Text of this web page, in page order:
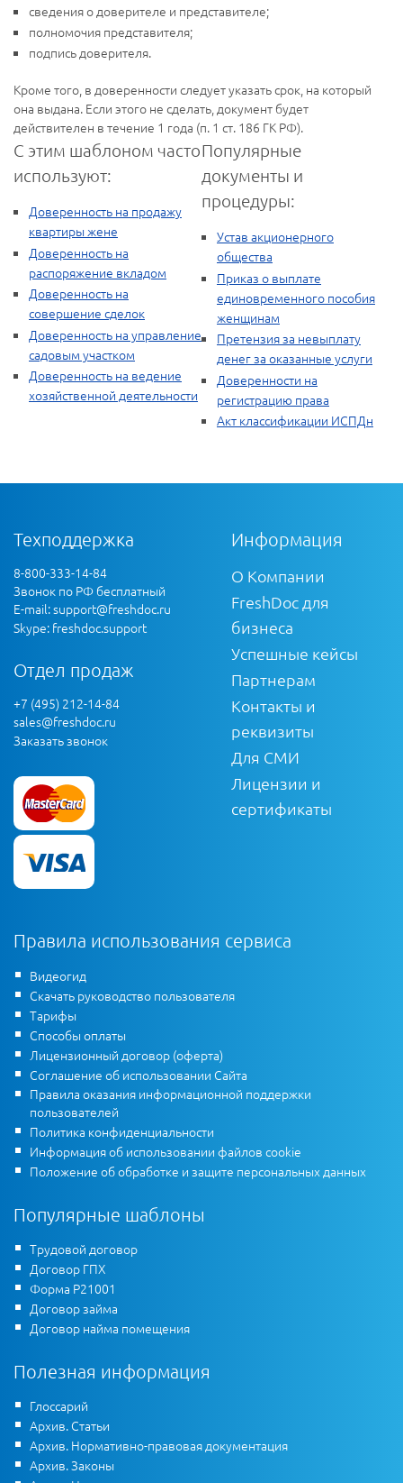
сведения о доверителе и представителе;
полномочия представителя;
подпись доверителя.
Кроме того, в доверенности следует указать срок, на который
она выдана. Если этого не сделать, документ будет
действителен в течение 1 года (п. 1 ст. 186 ГК РФ).
С этим шаблоном часто
используют:
Доверенность на продажу
квартиры жене
Доверенность на
распоряжение вкладом
Доверенность на
совершение сделок
Доверенность на управление
садовым участком
Доверенность на ведение
хозяйственной деятельности
Популярные
документы и
процедуры:
Устав акционерного
общества
Приказ о выплате
единовременного пособия
женщинам
Претензия за невыплату
денег за оказанные услуги
Доверенности на
регистрацию права
Акт классификации ИСПДн
Техподдержка
8-800-333-14-84
Звонок по РФ бесплатный
E-mail:support@freshdoc.ru
Skype: freshdoc.support
Отдел продаж
+7 (495) 212-14-84
sales@freshdoc.ru
Заказать звонок
Информация
О Компании
FreshDoc для
бизнеса
Успешные кейсы
Партнерам
Контакты и
реквизиты
Для СМИ
Лицензии и
сертификаты
Правила использования сервиса
Видеогид
Скачать руководство пользователя
Тарифы
Способы оплаты
Лицензионный договор (оферта)
Соглашение об использовании Сайта
Правила оказания информационной поддержки
пользователей
Политика конфиденциальности
Информация об использовании файлов cookie
Положение об обработке и защите персональных данных
Популярные шаблоны
Трудовой договор
Договор ГПХ
Форма Р21001
Договор займа
Договор найма помещения
Полезная информация
Глоссарий
Архив. Статьи
Архив. Нормативно-правовая документация
Архив. Законы